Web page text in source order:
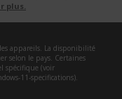
plus.
appareils. La disponibilité
selon le pays. Certaines
spécifique (voir
11-specifications).